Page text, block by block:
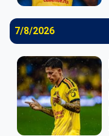
7/8/2026